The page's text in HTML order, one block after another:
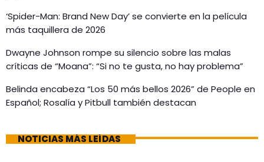
‘Spider-Man: Brand New Day’ se convierte en la película
más taquillera de 2026
Dwayne Johnson rompe su silencio sobre las malas
críticas de “Moana”: “Si no te gusta, no hay problema”
Belinda encabeza “Los 50 más bellos 2026” de People en
Español; Rosalía y Pitbull también destacan
NOTICIAS MÁS LEÍDAS